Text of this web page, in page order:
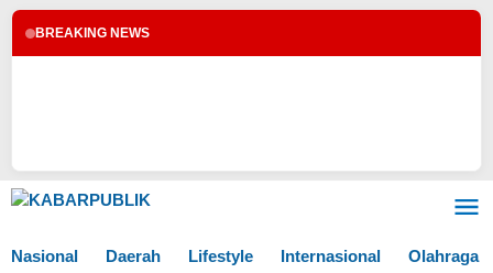
BREAKING NEWS
Lewati
Nasional
Daerah Lifestyle Internasional Olahraga